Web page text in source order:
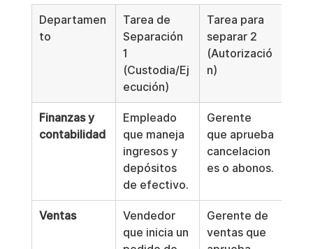
Departamen
to
Tarea de
Separación
1
(Custodia/Ej
ecución)
Tarea para
separar 2
(Autorizació
n)
Finanzas y
contabilidad
Empleado
que maneja
ingresos y
depósitos
de efectivo.
Gerente
que aprueba
cancelacion
es o abonos.
Ventas
Vendedor
que inicia un
Gerente de
ventas que